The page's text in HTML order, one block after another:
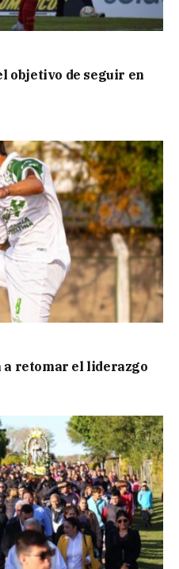
objetivo de seguir en
a retomar el liderazgo